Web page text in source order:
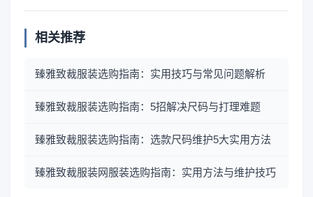
相关推荐
臻雅致裁服装选购指南：实用技巧与常见问题解析
臻雅致裁服装选购指南：5招解决尺码与打理难题
臻雅致裁服装选购指南：选款尺码维护5大实用方法
臻雅致裁服装网服装选购指南：实用方法与维护技巧